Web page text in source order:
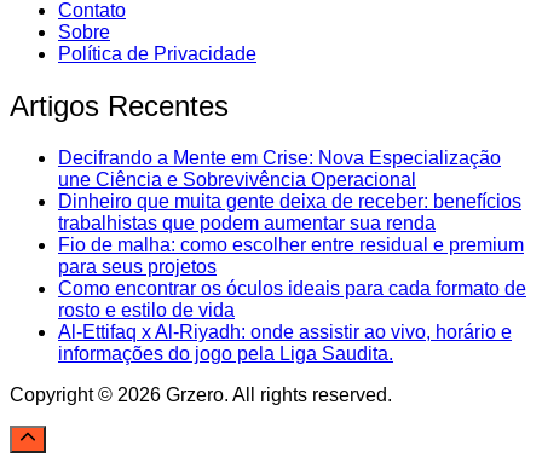
Contato
Sobre
Política de Privacidade
Artigos Recentes
Decifrando a Mente em Crise: Nova Especialização
une Ciência e Sobrevivência Operacional
Dinheiro que muita gente deixa de receber: benefícios
trabalhistas que podem aumentar sua renda
Fio de malha: como escolher entre residual e premium
para seus projetos
Como encontrar os óculos ideais para cada formato de
rosto e estilo de vida
Al-Ettifaq x Al-Riyadh: onde assistir ao vivo, horário e
informações do jogo pela Liga Saudita.
Copyright © 2026 Grzero. All rights reserved.